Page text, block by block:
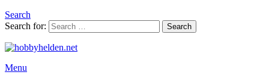
Search
Search for:
Search
Menu